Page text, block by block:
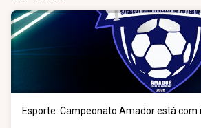
Esporte: Campeonato Amador está com